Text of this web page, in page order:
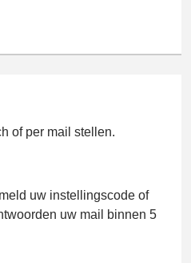
of per mail stellen.
uw instellingscode of
uw mail binnen 5